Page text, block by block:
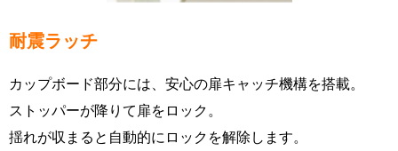
耐震ラッチ
カップボード部分には、安心の扉キャッチ機構を搭載。
ストッパーが降りて扉をロック。
揺れが収まると自動的にロックを解除します。